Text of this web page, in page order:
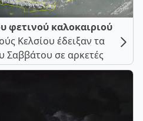
φετινού καλοκαιριού
Κελσίου έδειξαν τα
Σαββάτου σε αρκετές